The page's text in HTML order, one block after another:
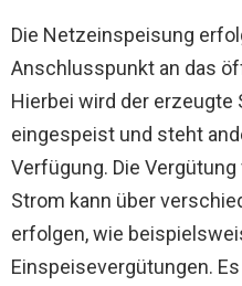
Die Netzeinspeisung
Anschlusspunkt an das
Hierbei wird der erzeugte
eingespeist und steht
Verfügung. Die
Strom kann über
erfolgen, wie
Einspeisevergütungen.